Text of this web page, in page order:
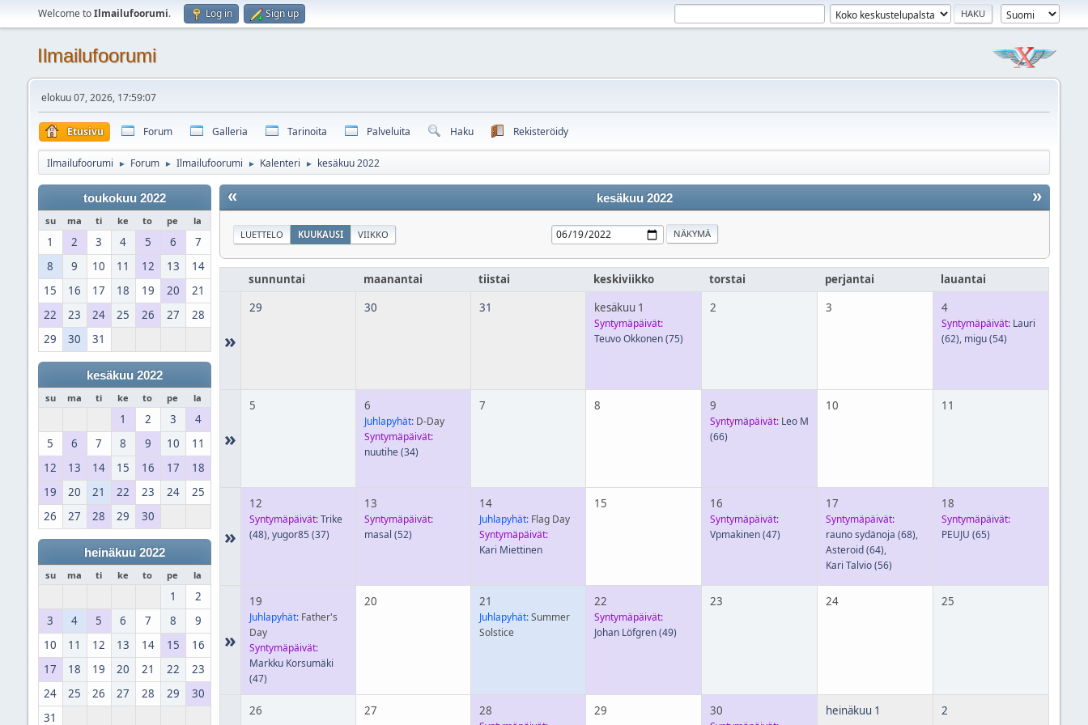
Welcome toIlmailufoorumi. Log in Sign up
Ilmailufoorumi
elokuu 07, 2026, 17:59:07
Etusivu Forum Galleria Tarinoita Palveluita Haku Rekisteröidy
Ilmailufoorumi ► Forum ► Ilmailufoorumi ► Kalenteri ► kesäkuu 2022
toukokuu 2022
su ma ti ke to pe la
1 2 3 4 5 6
7
8
9 10 11 12 13
14
15
16 17 18 19 20
21
22
23 24 25 26 27
28
29
30 31
kesäkuu 2022
su ma ti ke to pe la
1 2 3
4
5
6 7 8 9 10
11
12
13 14 15 16 17
18
19
20 21 22 23 24
25
26
27 28 29 30
heinäkuu 2022
su ma ti ke to pe la
1
2
3
4 5 6 7 8
9
10
11 12 13 14 15
16
17
18 19 20 21 22
23
24
25 26 27 28 29
30
31
« »
kesäkuu 2022
LUETTELO KUUKAUSI VIIKKO
sunnuntai maanantai tiistai keskiviikko torstai perjantai lauantai
»
29 30 31 kesäkuu 1
Syntymäpäivät:
Teuvo Okkonen(75)
2 3 4
Syntymäpäivät: Lauri
(62), migu(54)
»
5 6
Juhlapyhät:D-Day
Syntymäpäivät:
nuutihe(34)
7 8 9
Syntymäpäivät: Leo M
(66)
10 11
»
12
Syntymäpäivät: Trike
(48),yugor85 (37)
13
Syntymäpäivät:
masal (52)
14
Juhlapyhät:Flag Day
Syntymäpäivät:
Kari Miettinen
15 16
Syntymäpäivät:
Vpmakinen(47)
17
Syntymäpäivät:
rauno sydänoja (68),
Asteroid(64),
Kari Talvio(56)
18
Syntymäpäivät:
PEUJU (65)
»
19
Juhlapyhät:Father's
Day
Syntymäpäivät:
Markku Korsumäki
(47)
20 21
Juhlapyhät:Summer
Solstice
22
Syntymäpäivät:
Johan Löfgren(49)
23 24 25
26 27 28 29 30 heinäkuu 1 2